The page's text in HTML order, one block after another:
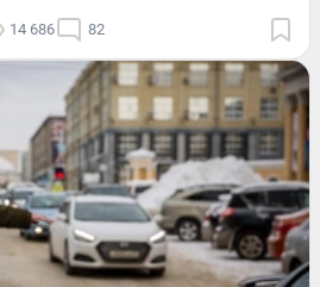
14 686 82